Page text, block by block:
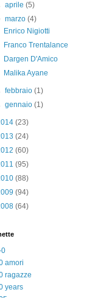
aprile(5)
marzo(4)
Enrico Nigiotti
Franco Trentalance
Dargen D'Amico
Malika Ayane
febbraio(1)
gennaio(1)
(23)
(24)
(60)
(95)
(88)
(94)
(64)
0
amori
ragazze
years